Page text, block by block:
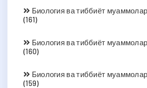
Биология ва тиббиёт
(161)
Биология ва тиббиёт
(160)
Биология ва тиббиёт
(159)